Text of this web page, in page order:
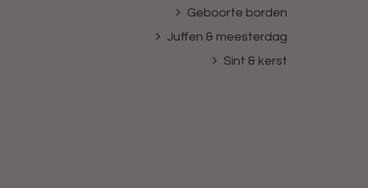
Geboorte borden
Juffen & meesterdag
Sint & kerst